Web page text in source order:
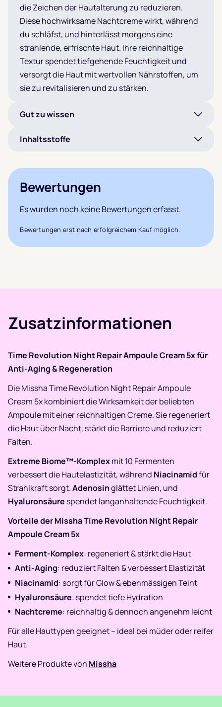
die Zeichen der Hautalterung zu reduzieren.
Diese hochwirksame Nachtcreme wirkt, während
du schläfst, und hinterlässt morgens eine
strahlende, erfrischte Haut. Ihre reichhaltige
Textur spendet tiefgehende Feuchtigkeit und
versorgt die Haut mit wertvollen Nährstoffen, um
sie zu revitalisieren und zu stärken.
Gut zu wissen
Inhaltsstoffe
Bewertungen
Es wurden noch keine Bewertungen erfasst.
Bewertungen erst nach erfolgreichem Kauf möglich.
Zusatzinformationen
Time Revolution Night Repair Ampoule Cream 5x für
Anti-Aging & Regeneration
Die Missha Time Revolution Night Repair Ampoule
Cream 5x kombiniert die Wirksamkeit der beliebten
Ampoule mit einer reichhaltigen Creme. Sie regeneriert
die Haut über Nacht, stärkt die Barriere und reduziert
Falten.
Extreme Biome™-Komplexmit 10 Fermenten
verbessert die Hautelastizität, während Niacinamidfür
Strahlkraft sorgt.Adenosinglättet Linien, und
Hyaluronsäure spendet langanhaltende Feuchtigkeit.
Vorteile der Missha Time Revolution Night Repair
Ampoule Cream 5x
Ferment-Komplex: regeneriert & stärkt die Haut
Anti-Aging: reduziert Falten & verbessert Elastizität
Niacinamid: sorgt für Glow & ebenmässigen Teint
Hyaluronsäure: spendet tiefe Hydration
Nachtcreme: reichhaltig & dennoch angenehm leicht
Für alle Hauttypen geeignet – ideal bei müder oder reifer
Haut.
Weitere Produkte von Missha